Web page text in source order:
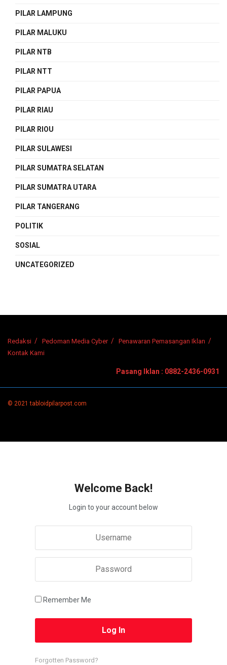
PILAR LAMPUNG
PILAR MALUKU
PILAR NTB
PILAR NTT
PILAR PAPUA
PILAR RIAU
PILAR RIOU
PILAR SULAWESI
PILAR SUMATRA SELATAN
PILAR SUMATRA UTARA
PILAR TANGERANG
POLITIK
SOSIAL
UNCATEGORIZED
Redaksi Pedoman Media Cyber
Penawaran Pemasangan Iklan
Kontak Kami
Pasang Iklan : 0882-2436-0931
© 2021 tabloidpilarpost.com
Welcome Back!
Login to your account below
Remember Me
Forgotten Password?